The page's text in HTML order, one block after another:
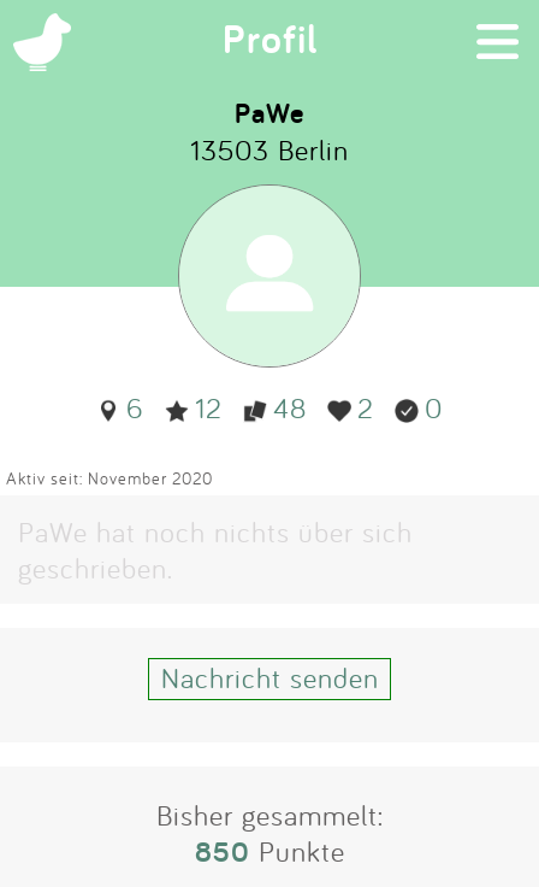
Profil ×
Suchen
Eintragen
App
Blog
Partner
Impressum
PaWe
13503 Berlin
6 12 48 2 0
Aktiv seit: November 2020
PaWe hat noch nichts über sich
geschrieben.
Nachricht senden
Bisher gesammelt:
850 Punkte